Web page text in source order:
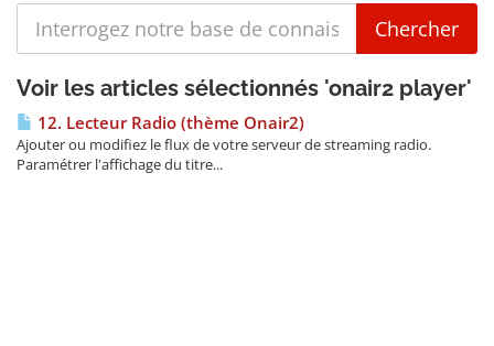
Voir les articles sélectionnés 'onair2 player'
12. Lecteur Radio (thème Onair2)
Ajouter ou modifiez le flux de votre serveur de streaming radio.
Paramétrer l'affichage du titre...